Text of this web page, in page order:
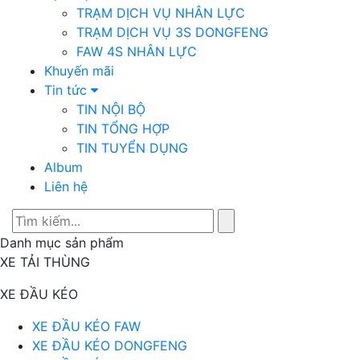
TRẠM DỊCH VỤ NHÂN LỰC
TRẠM DỊCH VỤ 3S DONGFENG
FAW 4S NHÂN LỰC
Khuyến mãi
Tin tức
TIN NỘI BỘ
TIN TỔNG HỢP
TIN TUYỂN DỤNG
Album
Liên hệ
Danh mục sản phẩm
XE TẢI THÙNG
XE ĐẦU KÉO
XE ĐẦU KÉO FAW
XE ĐẦU KÉO DONGFENG